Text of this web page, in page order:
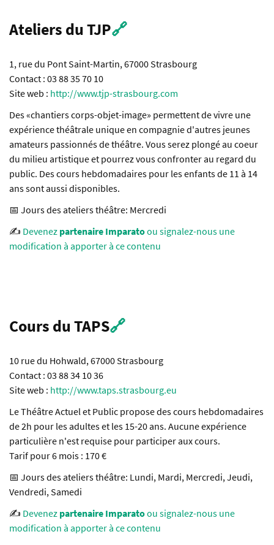
Ateliers du TJP🔗
1, rue du Pont Saint-Martin, 67000 Strasbourg
Contact : 03 88 35 70 10
Site web : http://www.tjp-strasbourg.com
Des «chantiers corps-objet-image» permettent de vivre une
expérience théâtrale unique en compagnie d'autres jeunes
amateurs passionnés de théâtre. Vous serez plongé au coeur
du milieu artistique et pourrez vous confronter au regard du
public. Des cours hebdomadaires pour les enfants de 11 à 14
ans sont aussi disponibles.
📅 Jours des ateliers théâtre: Mercredi
✍️ Devenez partenaire Imparatoou signalez-nous une
modification à apporter à ce contenu
Cours du TAPS🔗
10 rue du Hohwald, 67000 Strasbourg
Contact : 03 88 34 10 36
Site web : http://www.taps.strasbourg.eu
Le Théâtre Actuel et Public propose des cours hebdomadaires
de 2h pour les adultes et les 15-20 ans. Aucune expérience
particulière n'est requise pour participer aux cours.
Tarif pour 6 mois : 170 €
📅 Jours des ateliers théâtre: Lundi, Mardi, Mercredi, Jeudi,
Vendredi, Samedi
✍️ Devenez partenaire Imparatoou signalez-nous une
modification à apporter à ce contenu